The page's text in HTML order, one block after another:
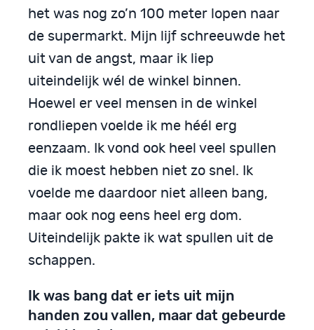
het was nog zo’n 100 meter lopen naar
de supermarkt. Mijn lijf schreeuwde het
uit van de angst, maar ik liep
uiteindelijk wél de winkel binnen.
Hoewel er veel mensen in de winkel
rondliepen voelde ik me héél erg
eenzaam. Ik vond ook heel veel spullen
die ik moest hebben niet zo snel. Ik
voelde me daardoor niet alleen bang,
maar ook nog eens heel erg dom.
Uiteindelijk pakte ik wat spullen uit de
schappen.
Ik was bang dat er iets uit mijn
handen zou vallen, maar dat gebeurde